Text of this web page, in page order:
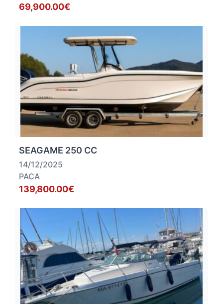
69,900.00€
SEAGAME 250 CC
14/12/2025
PACA
139,800.00€